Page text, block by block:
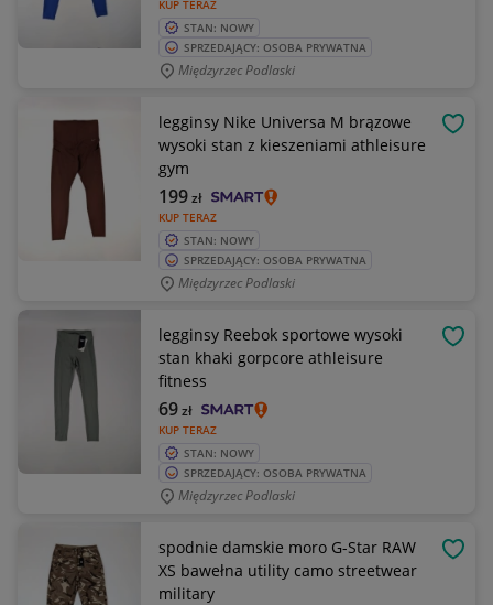
KUP TERAZ
STAN: NOWY
SPRZEDAJĄCY: OSOBA PRYWATNA
Międzyrzec Podlaski
legginsy Nike Universa M brązowe
wysoki stan z kieszeniami athleisure
gym
KUP TERAZ
199zł
STAN: NOWY
SPRZEDAJĄCY: OSOBA PRYWATNA
Międzyrzec Podlaski
legginsy Reebok sportowe wysoki
stan khaki gorpcore athleisure
fitness
KUP TERAZ
69zł
STAN: NOWY
SPRZEDAJĄCY: OSOBA PRYWATNA
Międzyrzec Podlaski
spodnie damskie moro G-Star RAW
XS bawełna utility camo streetwear
military